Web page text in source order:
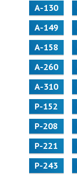
А-130
А-149
А-158
А-260
А-310
Р-152
Р-208
Р-221
Р-243